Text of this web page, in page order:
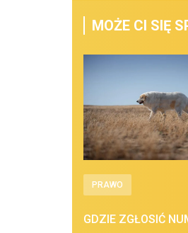
MOŻE CI SIĘ
PRAWO
GDZIE ZGŁOSIĆ